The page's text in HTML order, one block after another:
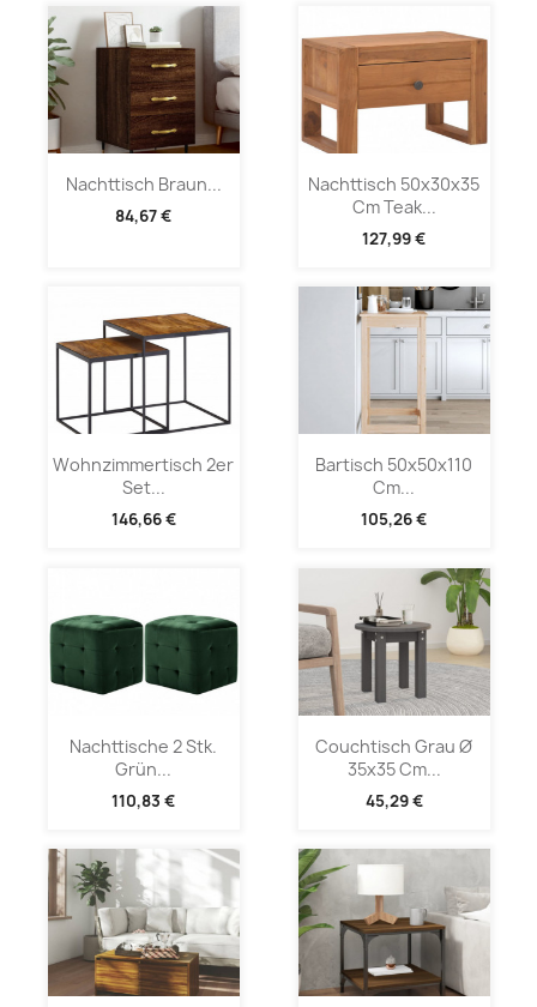
Nachttisch Braun...
84,67 €
Nachttisch 50x30x35
Cm Teak...
127,99 €
Wohnzimmertisch 2er
Set...
146,66 €
Bartisch 50x50x110
Cm...
105,26 €
Nachttische 2 Stk.
Grün...
110,83 €
Couchtisch Grau Ø
35x35 Cm...
45,29 €